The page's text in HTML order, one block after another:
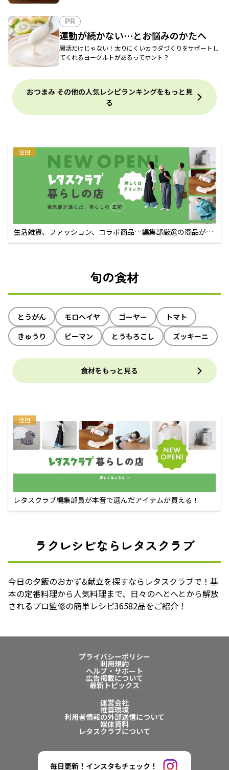
PR
運動が続かない…とお悩みのかたへ
腸活だけじゃない！太りにくいカラダづくりをサポートし
てくれるヨーグルトがあるってホント？
おつまみ その他の人気レシピランキングをもっと見
る
注目
生活雑貨、ファッション、コラボ商品…編集部厳選の商品が買
えるECサイト
旬の食材
とうがん モロヘイヤ ゴーヤー
トマト
きゅうり
ピーマン とうもろこし ズッキーニ
食材をもっと見る
注目
レタスクラブ編集部員が本音で選んだアイテムが買える！
ラクレシピならレタスクラブ
今日の夕飯のおかず&献立を探すならレタスクラブで！基
本の定番料理から人気料理まで、日々のへとへとから解放
されるプロ監修の簡単レシピ36582品をご紹介！
プライバシーポリシー
利用規約
ヘルプ・サポート
広告掲載について
最新トピックス
運営会社
推奨環境
利用者情報の外部送信について
媒体資料
レタスクラブについて
毎日更新！インスタもチェック！